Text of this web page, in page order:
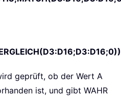
geprüft, ob der Wert A
ist, und gibt WAHR